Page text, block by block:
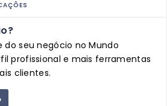
do seu negócio no Mundo
profissional e mais ferramentas
clientes.